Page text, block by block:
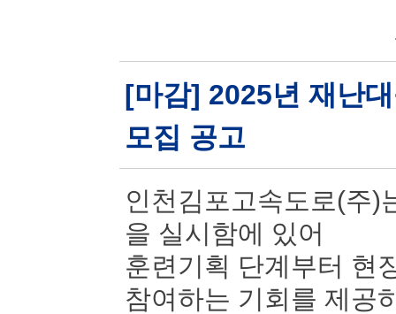
[마감] 2025년 재난
모집 공고
인천김포고속도로(주)
을 실시함에 있어
훈련기획 단계부터 현
참여하는 기회를 제공